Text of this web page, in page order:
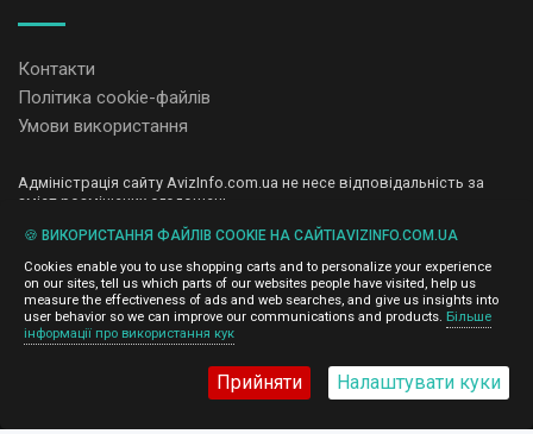
Контакти
Політика cookie-файлів
Умови використання
Адміністрація сайту AvizInfo.com.ua не несе відповідальність за
зміст розміщених оголошень.
і не продаємо особисту інформацію зареєстрованих користувачів
AvizInfo.com.ua третім особам. Ми не відповідаємо за правила
конфіденційності сайтів на які посилається AvizInfo.com.ua. На
деяких сторінках нашого сайту представлена реклама Google
Adsense Advertising Network. Щоб дізнатися детальніше про
правила конфіденційності Google
🍪 ВИКОРИСТАННЯ ФАЙЛІВ COOKIE НА САЙТІAVIZINFO.COM.UA
Cookies enable you to use shopping carts and to personalize your experience
on our sites, tell us which parts of our websites people have visited, help us
measure the effectiveness of ads and web searches, and give us insights into
user behavior so we can improve our communications and products. Більше
інформації про використання кук
Прийняти Налаштувати куки